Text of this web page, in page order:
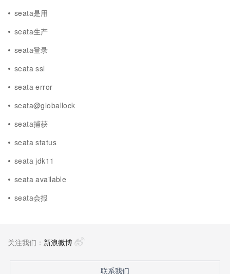
seata是用
seata生产
seata登录
seata ssl
seata error
seata@globallock
seata捕获
seata status
seata jdk11
seata available
seata会报
关注我们： 新浪微博
联系我们